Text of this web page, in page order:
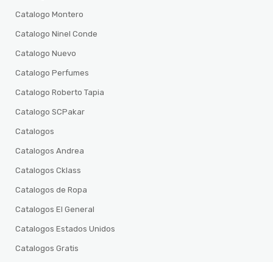
Catalogo Montero
Catalogo Ninel Conde
Catalogo Nuevo
Catalogo Perfumes
Catalogo Roberto Tapia
Catalogo SCPakar
Catalogos
Catalogos Andrea
Catalogos Cklass
Catalogos de Ropa
Catalogos El General
Catalogos Estados Unidos
Catalogos Gratis